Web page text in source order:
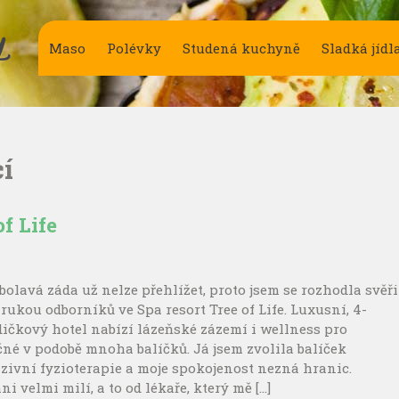
Maso Polévky Studená kuchyně Sladká
Life
záda už nelze přehlížet, proto jsem se rozhodla
rukou odborníků ve Spa resort Tree of Life. Luxusní, 4-
hotel nabízí lázeňské zázemí i wellness pro
v podobě mnoha balíčků. Já jsem zvolila balíček
fyzioterapie a moje spokojenost nezná hranic.
velmi milí, a to od lékaře, který mě […]